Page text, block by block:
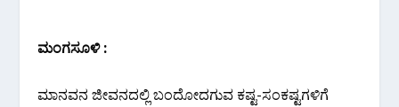
ಮಂಗಸೂಳಿ :
ಮಾನವನ ಜೀವನದಲ್ಲಿ ಬಂದೋದಗುವ ಕಷ್ಟ-ಸಂಕಷ್ಟಗಳಿಗೆ